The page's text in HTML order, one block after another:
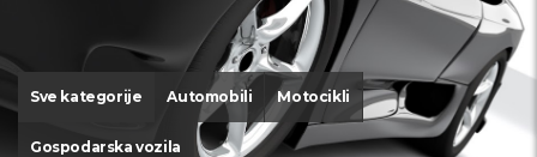
Sve kategorije Automobili Motocikli
Gospodarska vozila